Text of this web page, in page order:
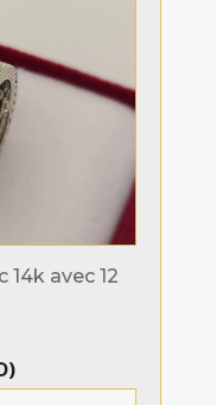
avec 12
)